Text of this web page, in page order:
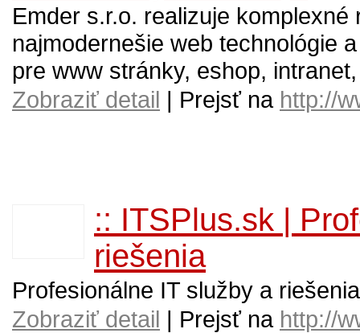
Emder s.r.o. realizuje
najmodernešie web technológie
pre www stránky, eshop,
Zobraziť detail | Prejsť na http://
:: ITSPlus.sk |
riešenia
Profesionálne IT služby a riešenia
Zobraziť detail | Prejsť na http://